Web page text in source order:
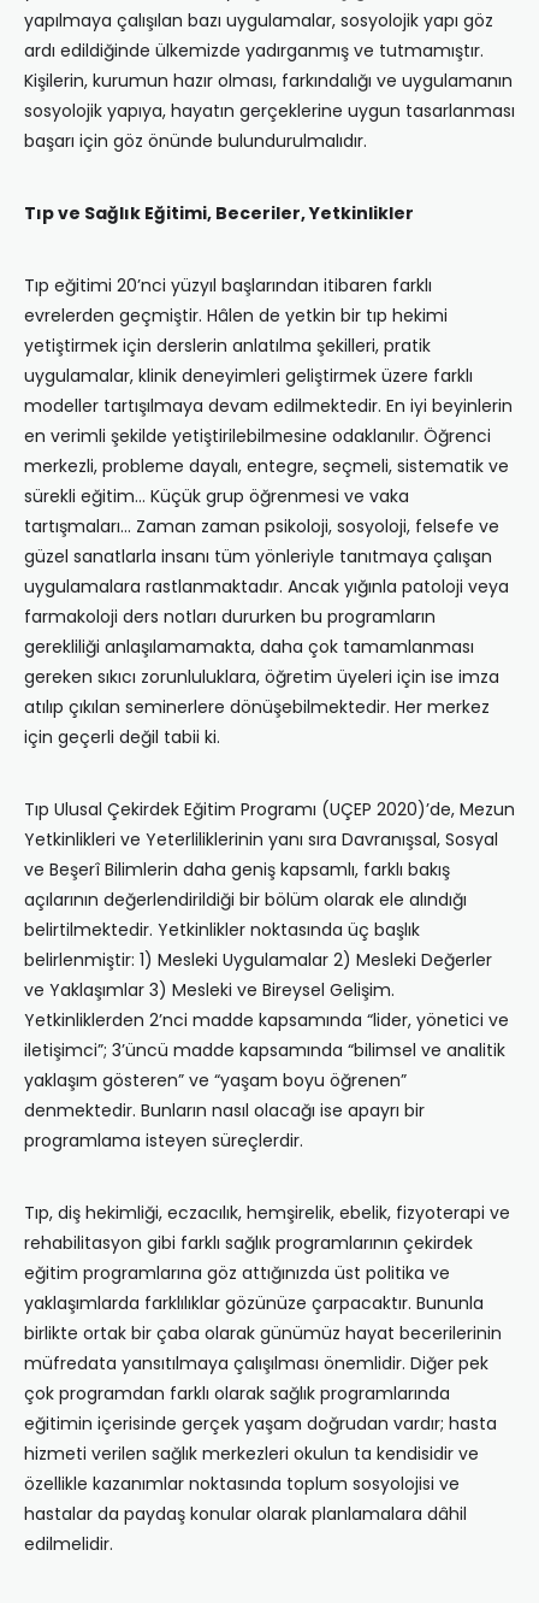
yapılmaya çalışılan bazı uygulamalar, sosyolojik yapı göz
ardı edildiğinde ülkemizde yadırganmış ve tutmamıştır.
Kişilerin, kurumun hazır olması, farkındalığı ve uygulamanın
sosyolojik yapıya, hayatın gerçeklerine uygun tasarlanması
başarı için göz önünde bulundurulmalıdır.
Tıp ve Sağlık Eğitimi, Beceriler, Yetkinlikler
Tıp eğitimi 20’nci yüzyıl başlarından itibaren farklı
evrelerden geçmiştir. Hâlen de yetkin bir tıp hekimi
yetiştirmek için derslerin anlatılma şekilleri, pratik
uygulamalar, klinik deneyimleri geliştirmek üzere farklı
modeller tartışılmaya devam edilmektedir. En iyi beyinlerin
en verimli şekilde yetiştirilebilmesine odaklanılır. Öğrenci
merkezli, probleme dayalı, entegre, seçmeli, sistematik ve
sürekli eğitim… Küçük grup öğrenmesi ve vaka
tartışmaları… Zaman zaman psikoloji, sosyoloji, felsefe ve
güzel sanatlarla insanı tüm yönleriyle tanıtmaya çalışan
uygulamalara rastlanmaktadır. Ancak yığınla patoloji veya
farmakoloji ders notları dururken bu programların
gerekliliği anlaşılamamakta, daha çok tamamlanması
gereken sıkıcı zorunluluklara, öğretim üyeleri için ise imza
atılıp çıkılan seminerlere dönüşebilmektedir. Her merkez
için geçerli değil tabii ki.
Tıp Ulusal Çekirdek Eğitim Programı (UÇEP 2020)’de, Mezun
Yetkinlikleri ve Yeterliliklerinin yanı sıra Davranışsal, Sosyal
ve Beşerî Bilimlerin daha geniş kapsamlı, farklı bakış
açılarının değerlendirildiği bir bölüm olarak ele alındığı
belirtilmektedir. Yetkinlikler noktasında üç başlık
belirlenmiştir: 1) Mesleki Uygulamalar 2) Mesleki Değerler
ve Yaklaşımlar 3) Mesleki ve Bireysel Gelişim.
Yetkinliklerden 2’nci madde kapsamında “lider, yönetici ve
iletişimci”; 3’üncü madde kapsamında “bilimsel ve analitik
yaklaşım gösteren” ve “yaşam boyu öğrenen”
denmektedir. Bunların nasıl olacağı ise apayrı bir
programlama isteyen süreçlerdir.
Tıp, diş hekimliği, eczacılık, hemşirelik, ebelik, fizyoterapi ve
rehabilitasyon gibi farklı sağlık programlarının çekirdek
eğitim programlarına göz attığınızda üst politika ve
yaklaşımlarda farklılıklar gözünüze çarpacaktır. Bununla
birlikte ortak bir çaba olarak günümüz hayat becerilerinin
müfredata yansıtılmaya çalışılması önemlidir. Diğer pek
çok programdan farklı olarak sağlık programlarında
eğitimin içerisinde gerçek yaşam doğrudan vardır; hasta
hizmeti verilen sağlık merkezleri okulun ta kendisidir ve
özellikle kazanımlar noktasında toplum sosyolojisi ve
hastalar da paydaş konular olarak planlamalara dâhil
edilmelidir.